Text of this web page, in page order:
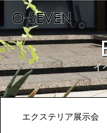
イ
エクステリア展示会